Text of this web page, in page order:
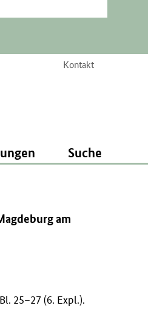
Kontakt
Suche
am
25–27 (6. Expl.).